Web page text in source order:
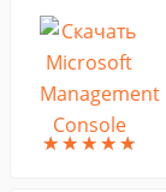
★★★★★
★★★★★